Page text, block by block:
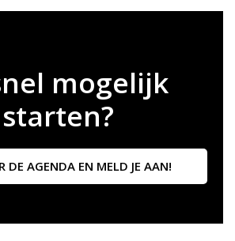
mogelijk
starten?
DE AGENDA EN MELD JE AAN!